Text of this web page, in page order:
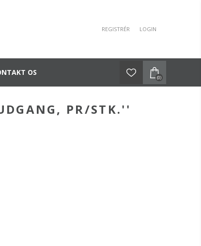
REGISTRÉR LOGIN
OS
(0)
PR/STK.